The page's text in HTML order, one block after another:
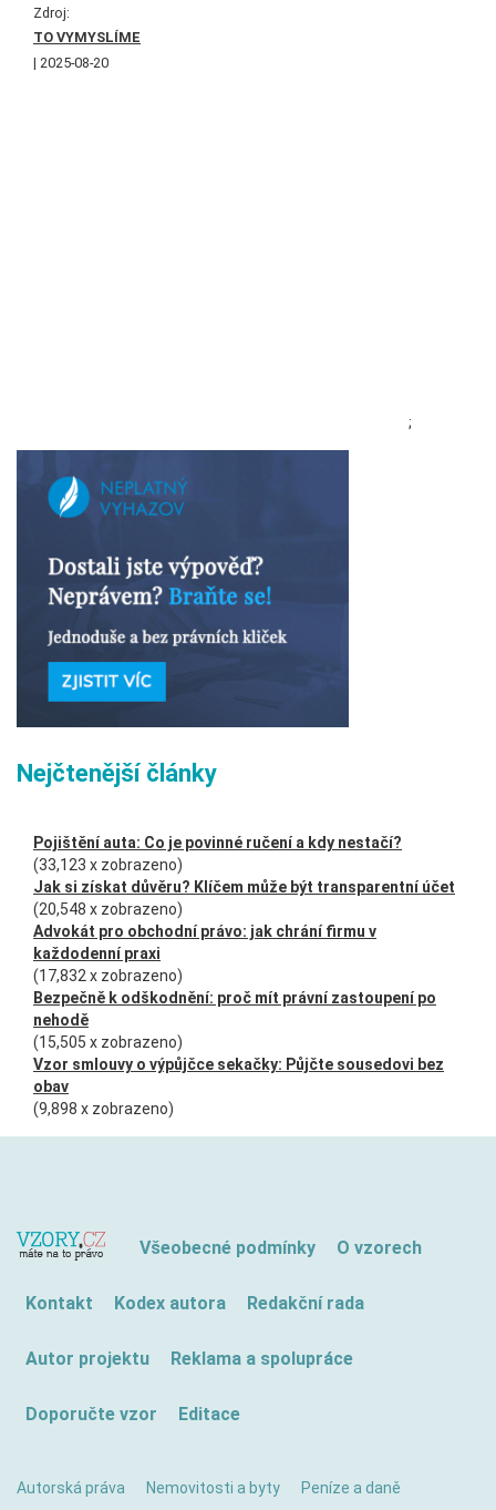
Zdroj:
TO VYMYSLÍME
2025-08-20
;
Nejčtenější články
Pojištění auta: Co je povinné ručení a kdy nestačí?
(33,123 x zobrazeno)
Jak si získat důvěru? Klíčem může být transparentní účet
(20,548 x zobrazeno)
Advokát pro obchodní právo: jak chrání firmu v
každodenní praxi
(17,832 x zobrazeno)
Bezpečně k odškodnění: proč mít právní zastoupení po
nehodě
(15,505 x zobrazeno)
Vzor smlouvy o výpůjčce sekačky: Půjčte sousedovi bez
obav
(9,898 x zobrazeno)
Všeobecné podmínky O vzorech
Kontakt Kodex autora Redakční rada
Autor projektu Reklama a spolupráce
Doporučte vzor Editace
Autorská práva Nemovitosti a byty Peníze a daně